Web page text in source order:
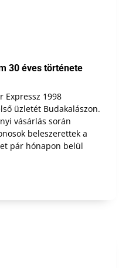
30 éves története
Expressz 1998
üzletét Budakalászon.
vásárlás során
beleszerettek a
pár hónapon belül